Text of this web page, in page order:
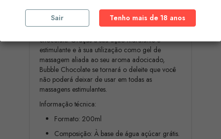
Uma doce tentação de prazer.
chocolate. Graças à sua ação hidratante e
estimulante e à sua utilização como gel de
massagem aliada ao seu aroma adocicado,
Bubble Chocolate se tornará o deleite que você
não poderá deixar de usar em todas as
massagens estimulantes.
Informação técnica:
Formato: 200ml
Composição: À base de água açúcar grátis.
Sair Tenho mais de 18 anos